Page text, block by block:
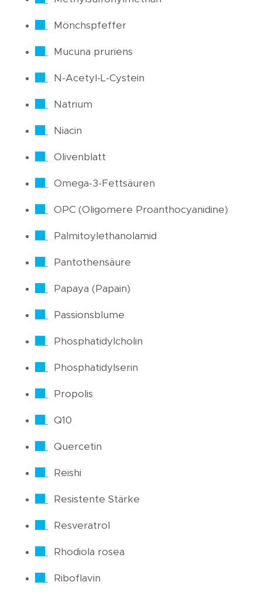
Mönchspfeffer
Mucuna pruriens
N-Acetyl-L-Cystein
Natrium
Niacin
Olivenblatt
Omega-3-Fettsäuren
OPC (Oligomere Proanthocyanidine)
Palmitoylethanolamid
Pantothensäure
Papaya (Papain)
Passionsblume
Phosphatidylcholin
Phosphatidylserin
Propolis
Q10
Quercetin
Reishi
Resistente Stärke
Resveratrol
Rhodiola rosea
Riboflavin